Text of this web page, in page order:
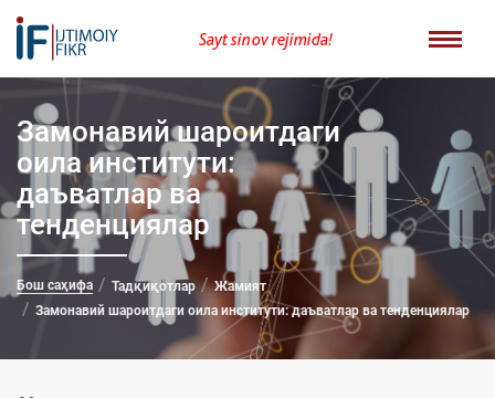
Sayt sinov rejimida!
Замонавий шароитдаги
оила институти:
даъватлар ва
тенденциялар
Бош саҳифа Тадқиқотлар
Жамият
Замонавий шароитдаги оила институти: даъватлар ва тенденциялар